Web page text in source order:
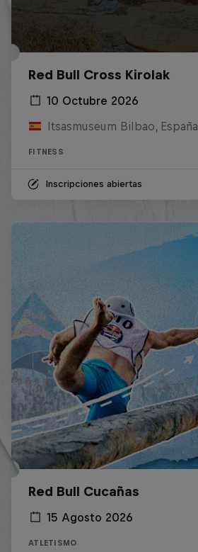
Red Bull Cross Kirolak
10 Octubre 2026
Itsasmuseum Bilbao, España
FITNESS
Inscripciones abiertas
Red Bull Cucañas
15 Agosto 2026
ATLETISMO